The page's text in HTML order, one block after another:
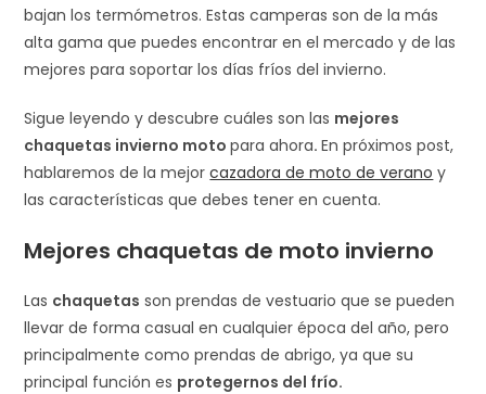
bajan los termómetros. Estas camperas son de la más
alta gama que puedes encontrar en el mercado y de las
mejores para soportar los días fríos del invierno.
Sigue leyendo y descubre cuáles son las mejores
chaquetas invierno motopara ahora.En próximos post,
hablaremos de la mejorcazadora de moto de verano y
las características que debes tener en cuenta.
Mejores chaquetas de moto invierno
Las chaquetas son prendas de vestuario que se pueden
llevar de forma casual en cualquier época del año, pero
principalmente como prendas de abrigo, ya que su
principal función es protegernos del frío.